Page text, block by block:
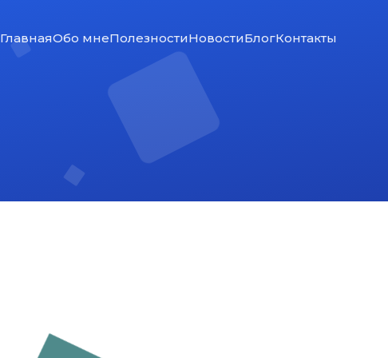
ГлавнаяОбо мнеПолезностиНовостиБлогКонтакты